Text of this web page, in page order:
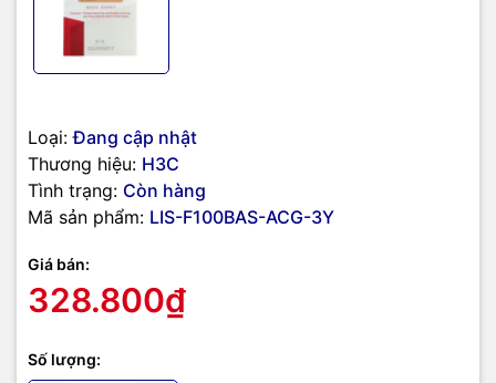
Loại: Đang cập nhật
Thương hiệu: H3C
Tình trạng: Còn hàng
Mã sản phẩm: LIS-F100BAS-ACG-3Y
Giá bán:
328.800₫
Số lượng: